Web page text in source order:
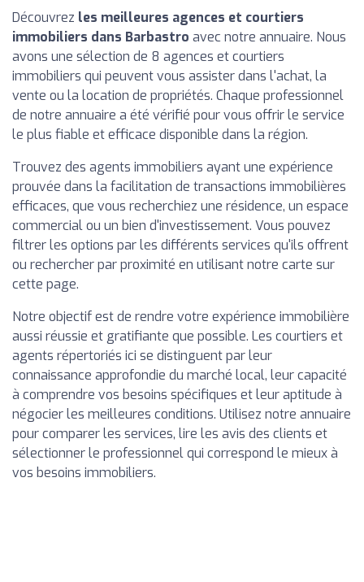
Découvrez les meilleures agences et courtiers
immobiliers dans Barbastro avec notre annuaire. Nous
avons une sélection de 8 agences et courtiers
immobiliers qui peuvent vous assister dans l'achat, la
vente ou la location de propriétés. Chaque professionnel
de notre annuaire a été vérifié pour vous offrir le service
le plus fiable et efficace disponible dans la région.
Trouvez des agents immobiliers ayant une expérience
prouvée dans la facilitation de transactions immobilières
efficaces, que vous recherchiez une résidence, un espace
commercial ou un bien d'investissement. Vous pouvez
filtrer les options par les différents services qu'ils offrent
ou rechercher par proximité en utilisant notre carte sur
cette page.
Notre objectif est de rendre votre expérience immobilière
aussi réussie et gratifiante que possible. Les courtiers et
agents répertoriés ici se distinguent par leur
connaissance approfondie du marché local, leur capacité
à comprendre vos besoins spécifiques et leur aptitude à
négocier les meilleures conditions. Utilisez notre annuaire
pour comparer les services, lire les avis des clients et
sélectionner le professionnel qui correspond le mieux à
vos besoins immobiliers.